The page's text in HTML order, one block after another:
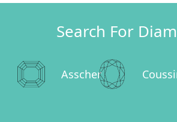
Search For
Asscher